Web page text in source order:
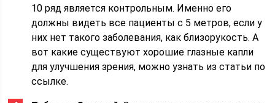
10 ряд является контрольным. Именно его
должны видеть все пациенты с 5 метров, если у
них нет такого заболевания, как близорукость. А
вот какие существуют хорошие глазные капли
для улучшения зрения, можно узнать из статьи по
ссылке.